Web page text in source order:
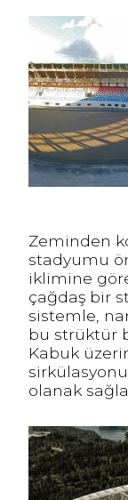
Zeminden
stadyumu
iklimine
çağdaş bir
sistemle,
bu strüktür
Kabuk
olanak